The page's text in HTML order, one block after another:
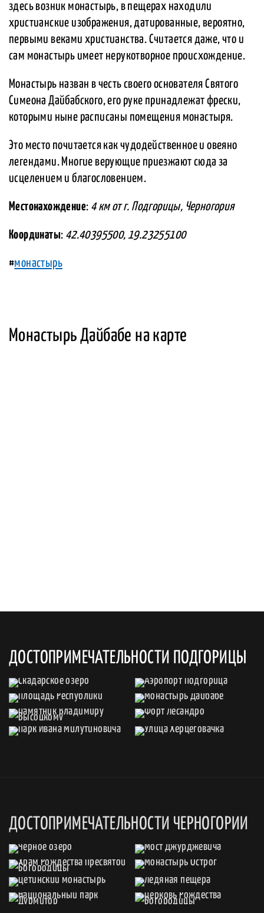
здесь возник монастырь, в пещерах находили
христианские изображения, датированные, вероятно,
первыми веками христианства. Считается даже, что и
сам монастырь имеет нерукотворное происхождение.
Монастырь назван в честь своего основателя Святого
Симеона Дайбабского, его руке принадлежат фрески,
которыми ныне расписаны помещения монастыря.
Это место почитается как чудодейственное и овеяно
легендами. Многие верующие приезжают сюда за
исцелением и благословением.
Местонахождение: 4 км от г. Подгорицы, Черногория
Координаты: 42.40395500, 19.23255100
#монастырь
Монастырь Дайбабе на карте
ДОСТОПРИМЕЧАТЕЛЬНОСТИ ПОДГОРИЦЫ
ДОСТОПРИМЕЧАТЕЛЬНОСТИ ЧЕРНОГОРИИ